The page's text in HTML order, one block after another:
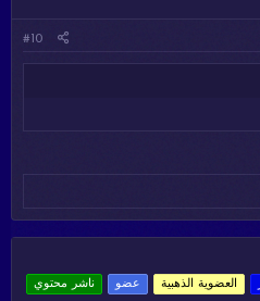
#10
العضوية الذهبية عضو ناشر محتوي